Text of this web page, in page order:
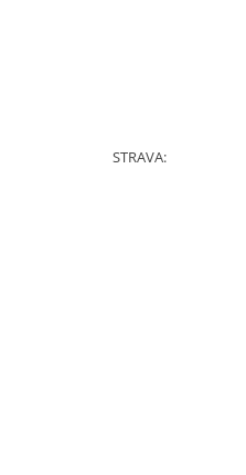
STRAVA: